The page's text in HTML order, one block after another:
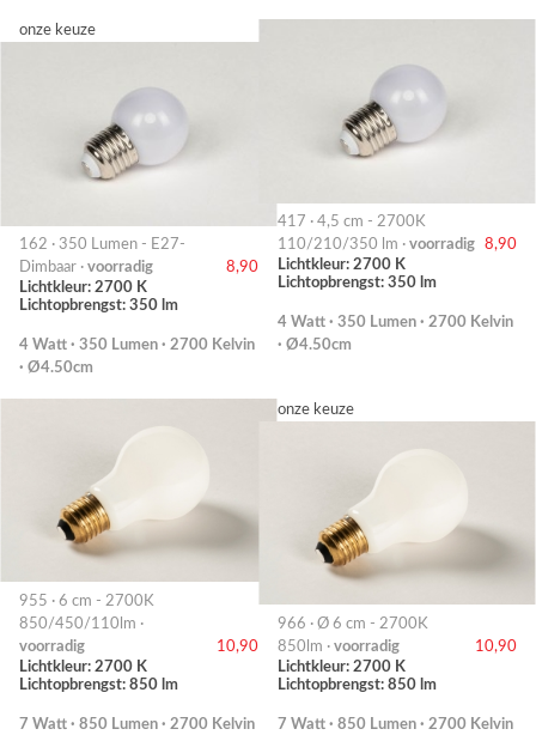
onze keuze
162 · 350 Lumen - E27-
Dimbaar · voorradig
8,90
Lichtkleur: 2700 K
Lichtopbrengst: 350 lm
4 Watt · 350 Lumen · 2700 Kelvin
· Ø4.50cm
417 · 4,5 cm - 2700K
110/210/350 lm · voorradig
8,90
Lichtkleur: 2700 K
Lichtopbrengst: 350 lm
4 Watt · 350 Lumen · 2700 Kelvin
· Ø4.50cm
955 · 6 cm - 2700K
850/450/110lm ·
voorradig
10,90
Lichtkleur: 2700 K
Lichtopbrengst: 850 lm
7 Watt · 850 Lumen · 2700 Kelvin
onze keuze
966 · Ø 6 cm - 2700K
850lm · voorradig
10,90
Lichtkleur: 2700 K
Lichtopbrengst: 850 lm
7 Watt · 850 Lumen · 2700 Kelvin